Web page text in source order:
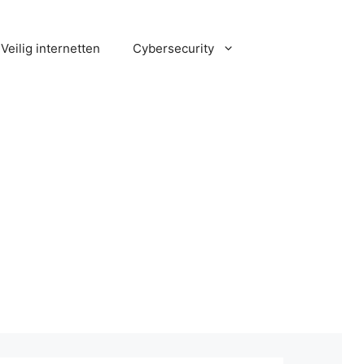
Veilig internetten Cybersecurity